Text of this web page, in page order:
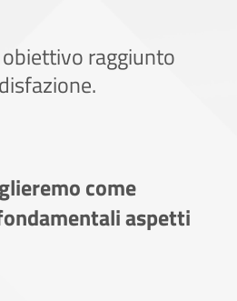
come
aspetti
raggiunto